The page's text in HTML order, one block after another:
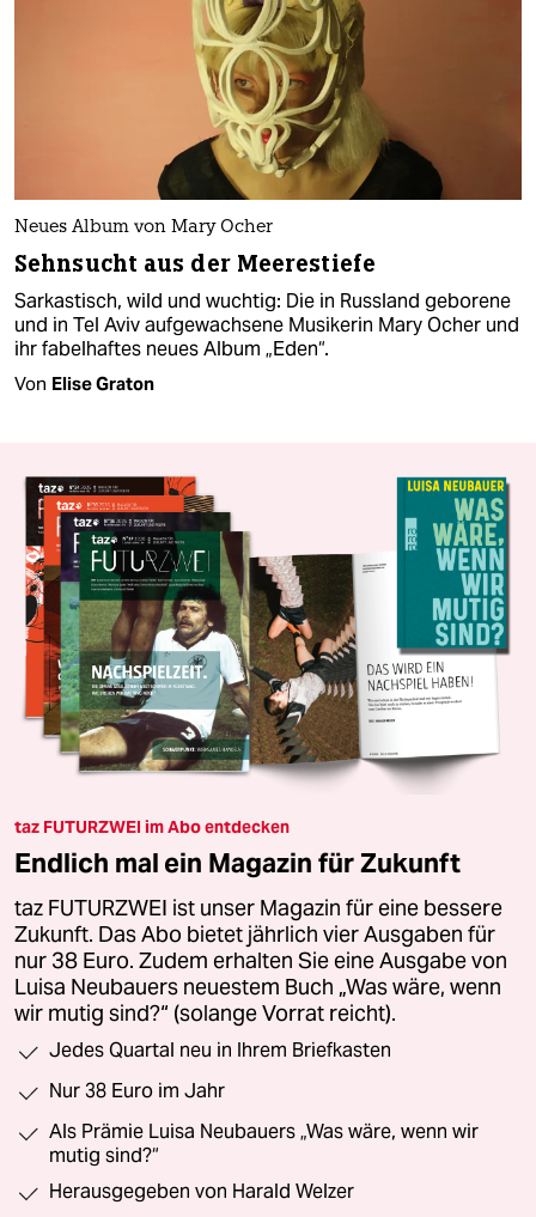
Neues Album von Mary Ocher
Sehnsucht aus der Meerestiefe
Sarkastisch, wild und wuchtig: Die in Russland geborene
und in Tel Aviv aufgewachsene Musikerin Mary Ocher und
ihr fabelhaftes neues Album „Eden“.
Von Elise Graton
taz FUTURZWEI im Abo entdecken
Endlich mal ein Magazin für Zukunft
taz FUTURZWEI ist unser Magazin für eine bessere
Zukunft. Das Abo bietet jährlich vier Ausgaben für
nur 38 Euro. Zudem erhalten Sie eine Ausgabe von
Luisa Neubauers neuestem Buch „Was wäre, wenn
wir mutig sind?“ (solange Vorrat reicht).
Jedes Quartal neu in Ihrem Briefkasten
Nur 38 Euro im Jahr
Als Prämie Luisa Neubauers „Was wäre, wenn wir
mutig sind?“
Herausgegeben von Harald Welzer